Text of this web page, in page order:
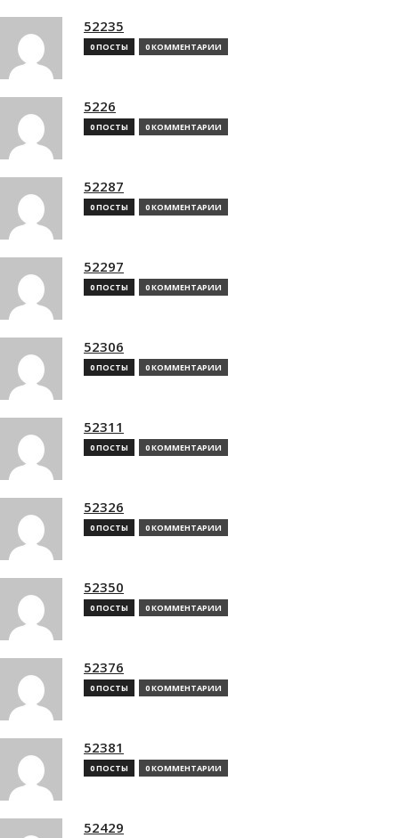
52235
0 ПОСТЫ 0 КОММЕНТАРИИ
5226
0 ПОСТЫ 0 КОММЕНТАРИИ
52287
0 ПОСТЫ 0 КОММЕНТАРИИ
52297
0 ПОСТЫ 0 КОММЕНТАРИИ
52306
0 ПОСТЫ 0 КОММЕНТАРИИ
52311
0 ПОСТЫ 0 КОММЕНТАРИИ
52326
0 ПОСТЫ 0 КОММЕНТАРИИ
52350
0 ПОСТЫ 0 КОММЕНТАРИИ
52376
0 ПОСТЫ 0 КОММЕНТАРИИ
52381
0 ПОСТЫ 0 КОММЕНТАРИИ
52429